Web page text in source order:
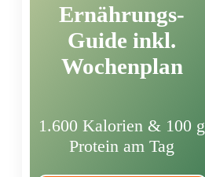
Ernährungs-
Guide inkl.
Wochenplan
1.600 Kalorien & 100 g
Protein am Tag